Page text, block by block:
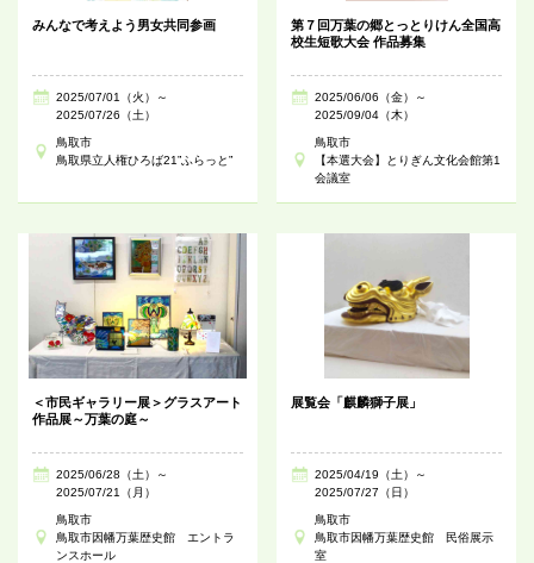
みんなで考えよう男女共同参画
2025/07/01（火）～
2025/07/26（土）
鳥取市
鳥取県立人権ひろば21”ふらっと”
第７回万葉の郷とっとりけん全国高
校生短歌大会 作品募集
2025/06/06（金）～
2025/09/04（木）
鳥取市
【本選大会】とりぎん文化会館第1
会議室
＜市民ギャラリー展＞グラスアート
作品展～万葉の庭～
2025/06/28（土）～
2025/07/21（月）
鳥取市
鳥取市因幡万葉歴史館 エントラ
ンスホール
展覧会「麒麟獅子展」
2025/04/19（土）～
2025/07/27（日）
鳥取市
鳥取市因幡万葉歴史館 民俗展示
室